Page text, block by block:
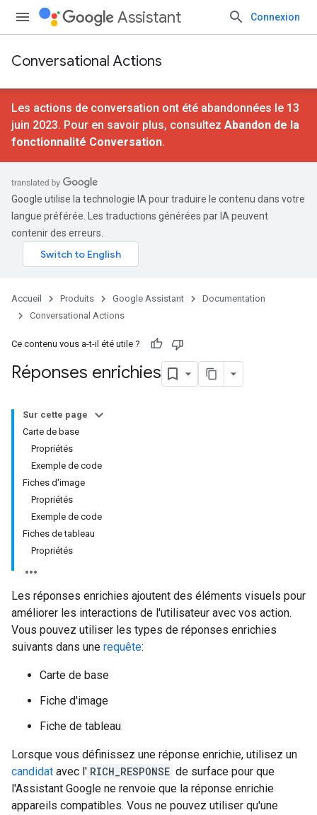
Assistant Connexion
Conversational Actions
Les actions de conversation ont été abandonnées le 13
juin 2023. Pour en savoir plus, consultez Abandon de la
fonctionnalité Conversation.
Google utilise la technologie IA pour traduire le contenu dans votre
langue préférée. Les traductions générées par IA peuvent
contenir des erreurs.
Accueil Produits Google Assistant
Documentation
Conversational Actions
Ce contenu vous a-t-il été utile ?
Réponses enrichies
Sur cette page
Carte de base
Propriétés
Exemple de code
Fiches d'image
Propriétés
Exemple de code
Fiches de tableau
Propriétés
Les réponses enrichies ajoutent des éléments visuels pour
améliorer les interactions de l'utilisateur avec vos action.
Vous pouvez utiliser les types de réponses enrichies
suivants dans une requête:
Carte de base
Fiche d'image
Fiche de tableau
Lorsque vous définissez une réponse enrichie, utilisez un
candidat avec l' RICH_RESPONSE de surface pour que
l'Assistant Google ne renvoie que la réponse enrichie
appareils compatibles. Vous ne pouvez utiliser qu'une